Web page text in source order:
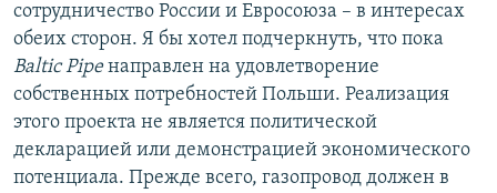
сотрудничество России и Евросоюза – в интересах
обеих сторон. Я бы хотел подчеркнуть, что пока
Baltic Pipeнаправлен на удовлетворение
собственных потребностей Польши. Реализация
этого проекта не является политической
декларацией или демонстрацией экономического
потенциала. Прежде всего, газопровод должен в